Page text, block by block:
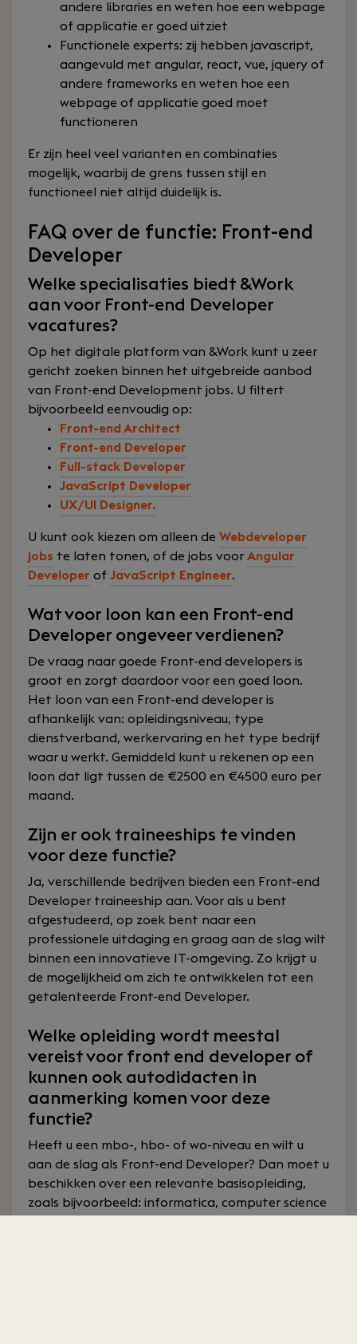
andere libraries en weten hoe een webpage
of applicatie er goed uitziet
Functionele experts: zij hebben javascript,
aangevuld met angular, react, vue, jquery of
andere frameworks en weten hoe een
webpage of applicatie goed moet
functioneren
Er zijn heel veel varianten en combinaties
mogelijk, waarbij de grens tussen stijl en
functioneel niet altijd duidelijk is.
FAQ over de functie: Front-end
Developer
Welke specialisaties biedt &Work
aan voor Front-end Developer
vacatures?
Op het digitale platform van &Work kunt u zeer
gericht zoeken binnen het uitgebreide aanbod
van Front-end Development jobs. U filtert
bijvoorbeeld eenvoudig op:
Front-end Architect
Front-end Developer
Full-stack Developer
JavaScript Developer
UX/UI Designer.
U kunt ook kiezen om alleen de Webdeveloper
jobs te laten tonen, of de jobs voor Angular
Developer of JavaScript Engineer.
Wat voor loon kan een Front-end
Developer ongeveer verdienen?
De vraag naar goede Front-end developers is
groot en zorgt daardoor voor een goed loon.
Het loon van een Front-end developer is
afhankelijk van: opleidingsniveau, type
dienstverband, werkervaring en het type bedrijf
waar u werkt. Gemiddeld kunt u rekenen op een
loon dat ligt tussen de €2500 en €4500 euro per
maand.
Zijn er ook traineeships te vinden
voor deze functie?
Ja, verschillende bedrijven bieden een Front-end
Developer traineeship aan. Voor als u bent
afgestudeerd, op zoek bent naar een
professionele uitdaging en graag aan de slag wilt
binnen een innovatieve IT-omgeving. Zo krijgt u
de mogelijkheid om zich te ontwikkelen tot een
getalenteerde Front-end Developer.
Welke opleiding wordt meestal
vereist voor front end developer of
kunnen ook autodidacten in
aanmerking komen voor deze
functie?
Heeft u een mbo-, hbo- of wo-niveau en wilt u
aan de slag als Front-end Developer? Dan moet u
beschikken over een relevante basisopleiding,
zoals bijvoorbeeld: informatica, computer science